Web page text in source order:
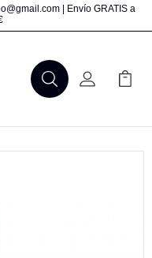
| Envío GRATIS a
BuscarMi Cuenta
Mi